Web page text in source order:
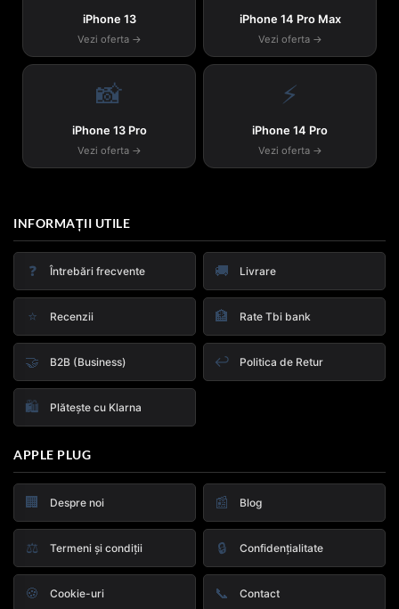
iPhone 13
Vezi oferta →
iPhone 14 Pro Max
Vezi oferta →
📸
iPhone 13 Pro
Vezi oferta →
⚡
iPhone 14 Pro
Vezi oferta →
INFORMAȚII UTILE
❓ Întrebări frecvente 🚚 Livrare
⭐ Recenzii 🏦 Rate Tbi bank
🤝 B2B (Business) ↩️ Politica de Retur
🛍️ Plătește cu Klarna
APPLE PLUG
🏢 Despre noi 📰 Blog
⚖️ Termeni și condiții 🔒 Confidențialitate
🍪 Cookie-uri 📞 Contact